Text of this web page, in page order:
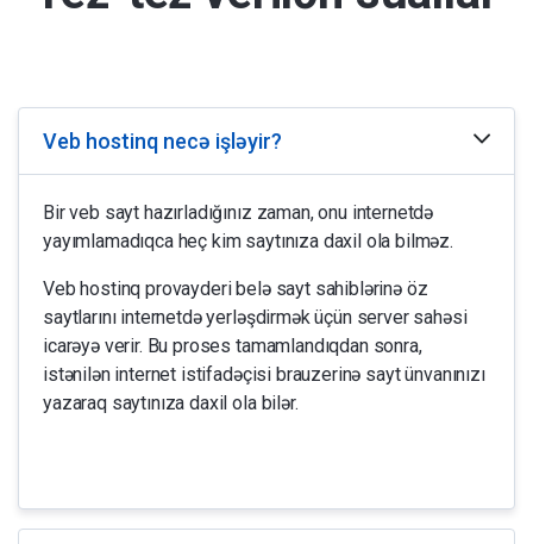
Veb hostinq necə işləyir?
Bir veb sayt hazırladığınız zaman, onu internetdə
yayımlamadıqca heç kim saytınıza daxil ola bilməz.
Veb hostinq provayderi belə sayt sahiblərinə öz
saytlarını internetdə yerləşdirmək üçün server sahəsi
icarəyə verir. Bu proses tamamlandıqdan sonra,
istənilən internet istifadəçisi brauzerinə sayt ünvanınızı
yazaraq saytınıza daxil ola bilər.